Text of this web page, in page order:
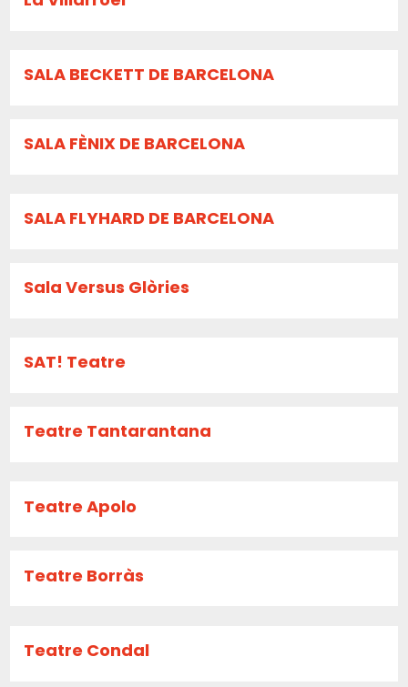
SALA BECKETT DE BARCELONA
SALA FÈNIX DE BARCELONA
SALA FLYHARD DE BARCELONA
Sala Versus Glòries
SAT! Teatre
Teatre Tantarantana
Teatre Apolo
Teatre Borràs
Teatre Condal